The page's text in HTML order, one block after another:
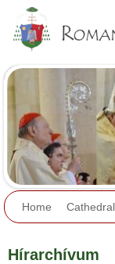
Home Cathedral
Hírarchívum